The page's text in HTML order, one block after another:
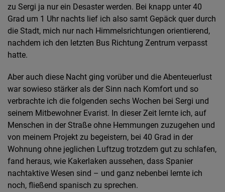
zu Sergi ja nur ein Desaster werden. Bei knapp unter 40
Grad um 1 Uhr nachts lief ich also samt Gepäck quer durch
die Stadt, mich nur nach Himmelsrichtungen orientierend,
nachdem ich den letzten Bus Richtung Zentrum verpasst
hatte.
Aber auch diese Nacht ging vorüber und die Abenteuerlust
war sowieso stärker als der Sinn nach Komfort und so
verbrachte ich die folgenden sechs Wochen bei Sergi und
seinem Mitbewohner Evarist. In dieser Zeit lernte ich, auf
Menschen in der Straße ohne Hemmungen zuzugehen und
von meinem Projekt zu begeistern, bei 40 Grad in der
Wohnung ohne jeglichen Luftzug trotzdem gut zu schlafen,
fand heraus, wie Kakerlaken aussehen, dass Spanier
nachtaktive Wesen sind – und ganz nebenbei lernte ich
noch, fließend spanisch zu sprechen.